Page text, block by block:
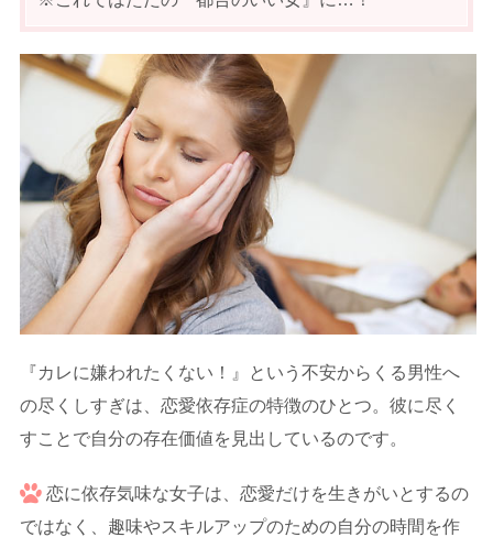
『カレに嫌われたくない！』という不安からくる男性へ
の尽くしすぎは、恋愛依存症の特徴のひとつ。彼に尽く
すことで自分の存在価値を見出しているのです。
恋に依存気味な女子は、恋愛だけを生きがいとするの
ではなく、趣味やスキルアップのための自分の時間を作